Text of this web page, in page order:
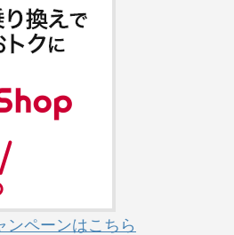
ンペーンはこちら